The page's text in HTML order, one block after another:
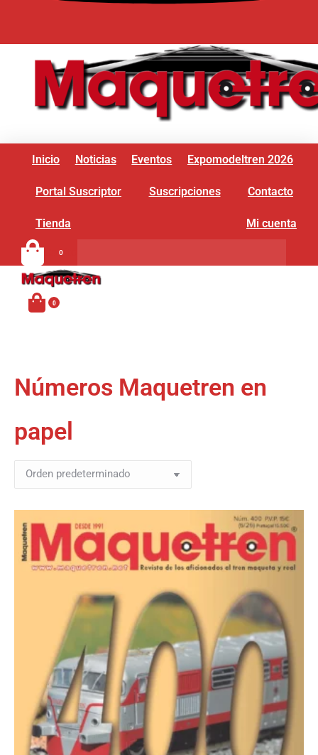
Inicio Noticias Eventos Expomodeltren 2026
Portal Suscriptor Suscripciones Contacto
Tienda Mi cuenta
Carrito
MENU
Números Maquetren en
papel